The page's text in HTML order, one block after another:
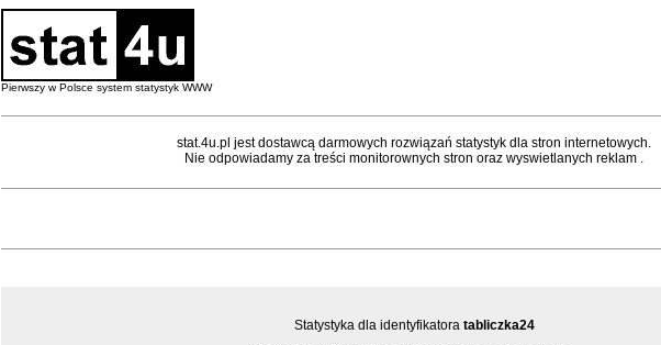
Pierwszy w Polsce system statystyk WWW
stat.4u.pl jest dostawcą darmowych rozwiązań statystyk dla stron internetowych.
Nie odpowiadamy za treści monitorownych stron oraz wyswietlanych reklam .
Statystyka dla identyfikatora tabliczka24